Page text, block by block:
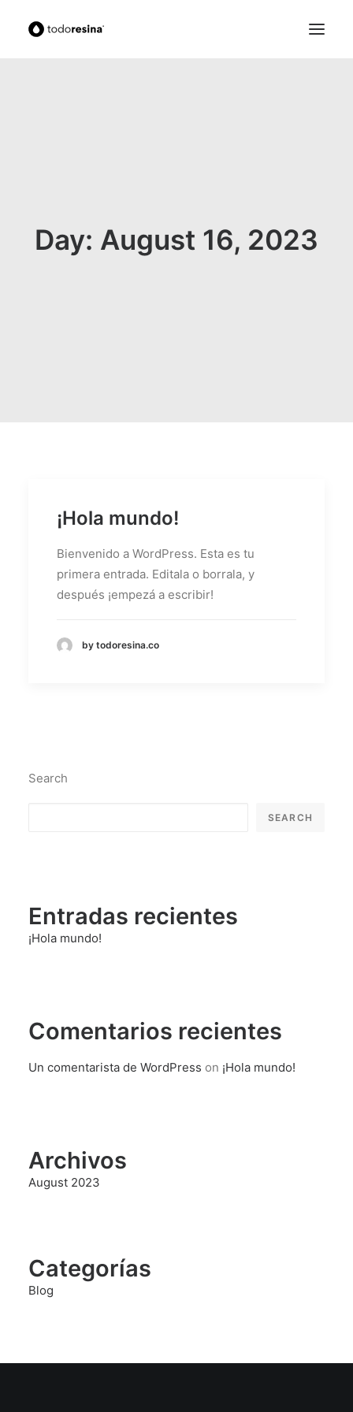
Day: August 16, 2023
¡Hola mundo!
Bienvenido a WordPress. Esta es tu
primera entrada. Editala o borrala, y
después ¡empezá a escribir!
by todoresina.co
Search
SEARCH
Entradas recientes
¡Hola mundo!
Comentarios recientes
Un comentarista de WordPress on ¡Hola mundo!
Archivos
August 2023
Categorías
Blog